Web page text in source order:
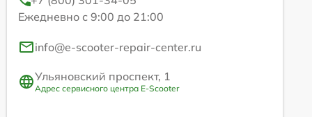
Ежедневно с 9:00 до 21:00
info@e-scooter-repair-center.ru
Ульяновский проспект, 1
Адрес сервисного центра E-Scooter